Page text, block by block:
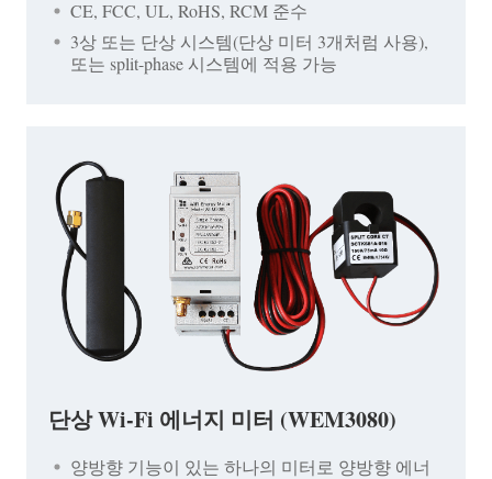
CE, FCC, UL, RoHS, RCM 준수
3상 또는 단상 시스템(단상 미터 3개처럼 사용),
또는 split-phase 시스템에 적용 가능
단상 Wi-Fi 에너지 미터 (WEM3080)
양방향 기능이 있는 하나의 미터로 양방향 에너